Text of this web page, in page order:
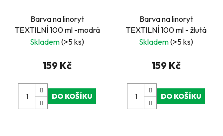
Barva na linoryt
TEXTILNÍ 100 ml -modrá
Skladem(>5 ks)
159 Kč
DO KOŠÍKU
Barva na linoryt
TEXTILNÍ 100 ml - žlutá
Skladem(>5 ks)
159 Kč
DO KOŠÍKU